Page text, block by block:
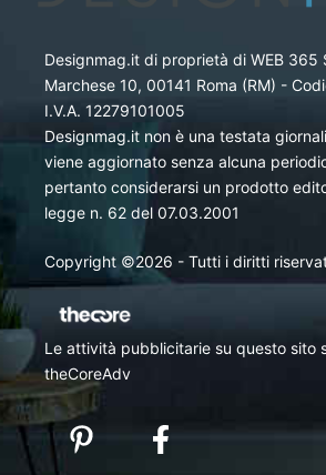
Designmag.it di proprietà di WEB 365
Marchese 10, 00141 Roma (RM) -
I.V.A. 12279101005
Designmag.it non è una testata
viene aggiornato senza alcuna
pertanto considerarsi un prodotto
legge n. 62 del 07.03.2001
Copyright ©2026 - Tutti i diritti
Le attività pubblicitarie su questo sito
theCoreAdv